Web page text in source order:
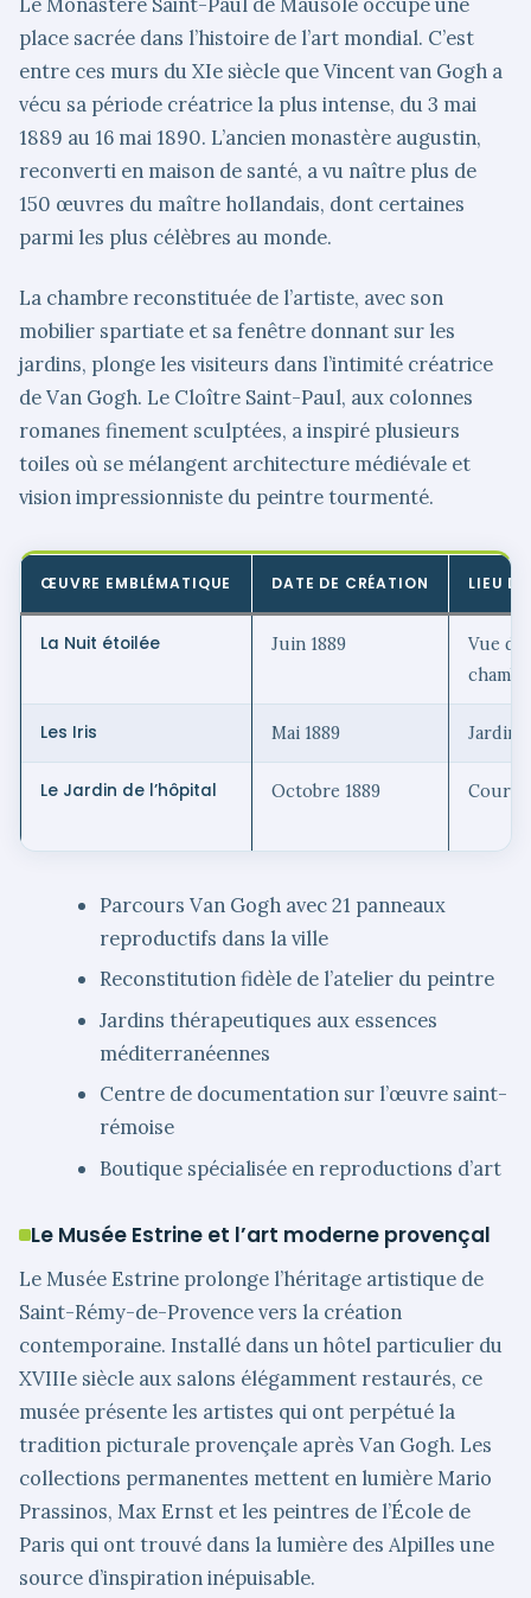
place sacrée dans l’histoire de l’art mondial. C’est
entre ces murs du XIe siècle que Vincent van Gogh a
vécu sa période créatrice la plus intense, du 3 mai
1889 au 16 mai 1890. L’ancien monastère augustin,
reconverti en maison de santé, a vu naître plus de
150 œuvres du maître hollandais, dont certaines
parmi les plus célèbres au monde.
La chambre reconstituée de l’artiste, avec son
mobilier spartiate et sa fenêtre donnant sur les
jardins, plonge les visiteurs dans l’intimité créatrice
de Van Gogh. Le Cloître Saint-Paul, aux colonnes
romanes finement sculptées, a inspiré plusieurs
toiles où se mélangent architecture médiévale et
vision impressionniste du peintre tourmenté.
ŒUVRE EMBLÉMATIQUE DATE DE CRÉATION LIEU
La Nuit étoilée Juin 1889
Vue
Les Iris Mai 1889 Jardin
Le Jardin de l’hôpital Octobre 1889 Cour
Parcours Van Gogh avec 21 panneaux
reproductifs dans la ville
Reconstitution fidèle de l’atelier du peintre
Jardins thérapeutiques aux essences
méditerranéennes
Centre de documentation sur l’œuvre saint-
rémoise
Boutique spécialisée en reproductions d’art
Le Musée Estrine et l’art moderne provençal
Le Musée Estrine prolonge l’héritage artistique de
Saint-Rémy-de-Provence vers la création
contemporaine. Installé dans un hôtel particulier du
XVIIIe siècle aux salons élégamment restaurés, ce
musée présente les artistes qui ont perpétué la
tradition picturale provençale après Van Gogh. Les
collections permanentes mettent en lumière Mario
Prassinos, Max Ernst et les peintres de l’École de
Paris qui ont trouvé dans la lumière des Alpilles une
source d’inspiration inépuisable.